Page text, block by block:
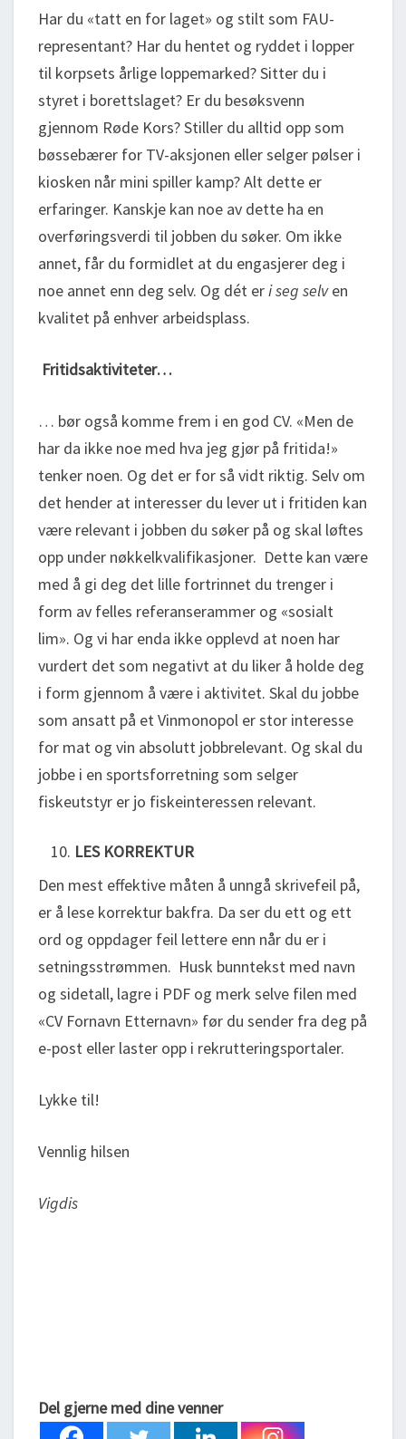
Har du «tatt en for laget» og stilt som FAU-
representant? Har du hentet og ryddet i lopper
til korpsets årlige loppemarked? Sitter du i
styret i borettslaget? Er du besøksvenn
gjennom Røde Kors? Stiller du alltid opp som
bøssebærer for TV-aksjonen eller selger pølser i
kiosken når mini spiller kamp? Alt dette er
erfaringer. Kanskje kan noe av dette ha en
overføringsverdi til jobben du søker. Om ikke
annet, får du formidlet at du engasjerer deg i
noe annet enn deg selv. Og dét eri seg selven
kvalitet på enhver arbeidsplass.
Fritidsaktiviteter…
… bør også komme frem i en god CV. «Men de
har da ikke noe med hva jeg gjør på fritida!»
tenker noen. Og det er for så vidt riktig. Selv om
det hender at interesser du lever ut i fritiden kan
være relevant i jobben du søker på og skal løftes
opp under nøkkelkvalifikasjoner. Dette kan være
med å gi deg det lille fortrinnet du trenger i
form av felles referanserammer og «sosialt
lim». Og vi har enda ikke opplevd at noen har
vurdert det som negativt at du liker å holde deg
i form gjennom å være i aktivitet. Skal du jobbe
som ansatt på et Vinmonopol er stor interesse
for mat og vin absolutt jobbrelevant. Og skal du
jobbe i en sportsforretning som selger
fiskeutstyr er jo fiskeinteressen relevant.
LES KORREKTUR
Den mest effektive måten å unngå skrivefeil på,
er å lese korrektur bakfra. Da ser du ett og ett
ord og oppdager feil lettere enn når du er i
setningsstrømmen. Husk bunntekst med navn
og sidetall, lagre i PDF og merk selve filen med
«CV Fornavn Etternavn» før du sender fra deg på
e-post eller laster opp i rekrutteringsportaler.
Lykke til!
Vennlig hilsen
Vigdis
Del gjerne med dine venner